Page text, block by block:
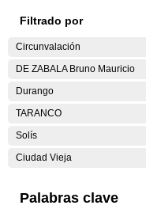
Filtrado por
Circunvalación
DE ZABALA Bruno Mauricio
Durango
TARANCO
Solís
Ciudad Vieja
Palabras clave